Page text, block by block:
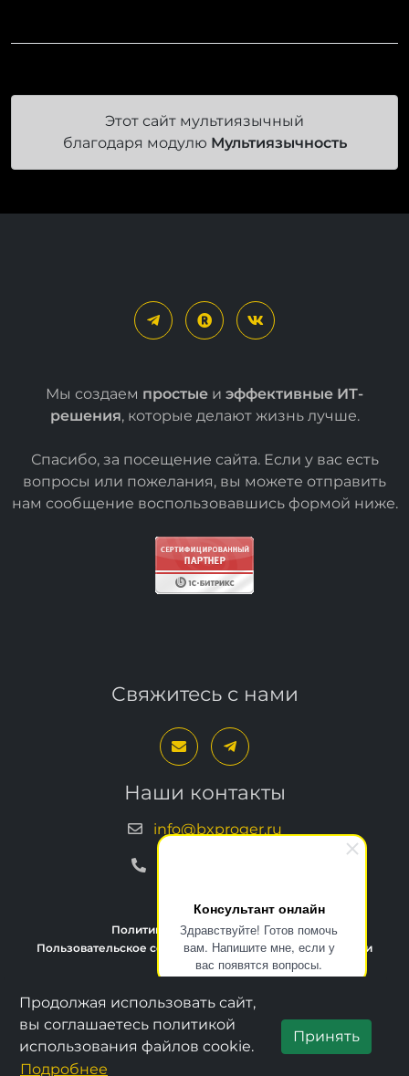
Консультант онлайн
Здравствуйте! Готов помочь
вам. Напишите мне, если у
вас появятся вопросы.
Этот сайт мультиязычный
благодаря модулю Мультиязычность
Мы создаем простые и эффективные ИТ-
решения, которые делают жизнь лучше.
Спасибо, за посещение сайта. Если у вас есть
вопросы или пожелания, вы можете отправить
нам сообщение воспользовавшись формой ниже.
Свяжитесь с нами
Наши контакты
info@bxproger.ru
Политика конфиденциальности
Пользовательское соглашение
Условия техподдержки
Copyright © 2013–2026, BXPROGER
Продолжая использовать сайт,
вы соглашаетесь политикой
использования файлов cookie.
Подробнее
Принять